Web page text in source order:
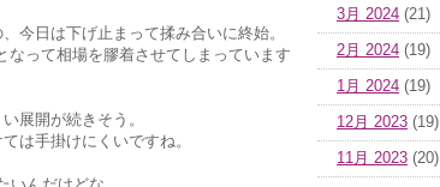
今日は下げ止まって揉み合いに終始。
って相場を膠着させてしまっています
展開が続きそう。
は手掛けにくいですね。
3月 2024 (21)
2月 2024 (19)
1月 2024 (19)
12月 2023 (19)
11月 2023 (20)